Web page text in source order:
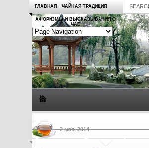
ГЛАВНАЯ ЧАЙНАЯ ТРАДИЦИЯ
АФОРИЗМЫ И ВЫСКАЗЫВАНИЯ О
ЧАЕ
Рецепты с чаем Полезные свойства чая
2 мая, 2014